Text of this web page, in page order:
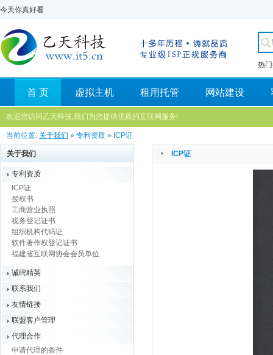
今天你真好看
热
首 页 虚拟主机 租用托管 网站建设
欢迎您访问乙天科技,我们为您提供优质的互联网服务!
当前位置: 关于我们 » 专利资质 » ICP证
关于我们
专利资质
ICP证
授权书
工商营业执照
税务登记证书
组织机构代码证
软件著作权登记证书
福建省互联网协会会员单位
诚聘精英
联系我们
友情链接
联盟客户管理
代理合作
申请代理的条件
ICP证